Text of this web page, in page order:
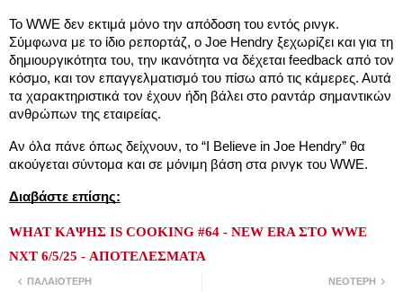
Το WWE δεν εκτιμά μόνο την απόδοση του εντός ρινγκ.
Σύμφωνα με το ίδιο ρεπορτάζ, ο Joe Hendry ξεχωρίζει και για τη
δημιουργικότητα του, την ικανότητα να δέχεται feedback από τον
κόσμο, και τον επαγγελματισμό του πίσω από τις κάμερες. Αυτά
τα χαρακτηριστικά τον έχουν ήδη βάλει στο ραντάρ σημαντικών
ανθρώπων της εταιρείας.
Αν όλα πάνε όπως δείχνουν, το “I Believe in Joe Hendry” θα
ακούγεται σύντομα και σε μόνιμη βάση στα ρινγκ του WWE.
Διαβάστε επίσης:
WHAT ΚΑΨΗΣ IS COOKING #64 - NEW ERA ΣΤΟ WWE
NXT 6/5/25 - ΑΠΟΤΕΛΕΣΜΑΤΑ
ΝΕΌΤΕΡΗ
ΠΑΛΑΙΌΤΕΡΗ